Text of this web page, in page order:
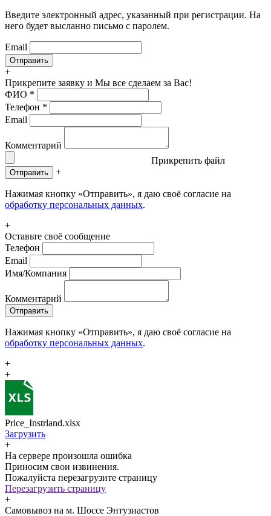
Введите электронный адрес, указанный при регистрации. На
него будет высланно письмо с паролем.
Email
+
Прикрепите заявку и Мы все сделаем за Вас!
ФИО *
Телефон *
Email
Комментарий
Прикрепить файл
Отправить +
Нажимая кнопку «Отправить», я даю своё согласие на
обработку персональных данных.
+
Оставьте своё сообщение
Телефон
Email
Имя/Компания
Комментарий
Отправить
Нажимая кнопку «Отправить», я даю своё согласие на
обработку персональных данных.
+
+
Price_Instrland.xlsx
Загрузить
+
На сервере произошла ошибка
Приносим свои извинения.
Пожалуйста перезагрузите страницу
Перезагрузить страницу
+
Самовывоз на м. Шоссе Энтузиастов